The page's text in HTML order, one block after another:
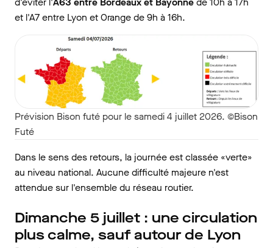
et l'A7 entre Lyon et Orange de 9h à 16h.
Prévision Bison futé pour le samedi 4 juillet 2026. ©Bison
Futé
Dans le sens des retours, la journée est classée «verte»
au niveau national. Aucune difficulté majeure n'est
attendue sur l'ensemble du réseau routier.
Dimanche 5 juillet : une circulation
plus calme, sauf autour de Lyon